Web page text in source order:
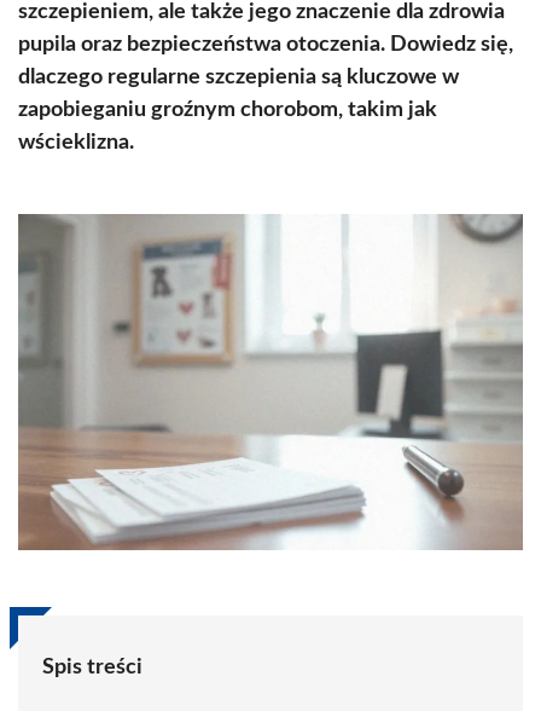
szczepieniem, ale także jego znaczenie dla zdrowia
pupila oraz bezpieczeństwa otoczenia. Dowiedz się,
dlaczego regularne szczepienia są kluczowe w
zapobieganiu groźnym chorobom, takim jak
wścieklizna.
Spis treści